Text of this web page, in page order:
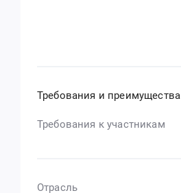
Требования и преимущества
Требования к участникам
Отрасль